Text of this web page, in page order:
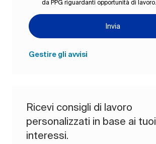
da PPG riguardanti opportunità di lavoro.
Invia
Gestire gli avvisi
Ricevi consigli di lavoro
personalizzati in base ai tuoi
interessi.